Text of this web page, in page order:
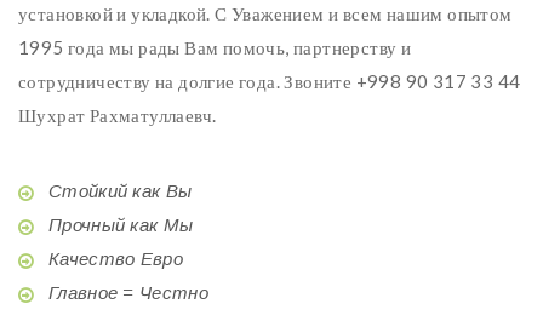
установкой и укладкой. С Уважением и всем нашим опытом
1995 года мы рады Вам помочь, партнерству и
сотрудничеству на долгие года. Звоните +998 90 317 33 44
Шухрат Рахматуллаевч.
Стойкий как Вы
Прочный как Мы
Качество Евро
Главное = Честно